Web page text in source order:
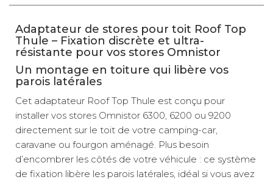
Adaptateur de stores pour toit Roof Top
Thule – Fixation discrète et ultra-
résistante pour vos stores Omnistor
Un montage en toiture qui libère vos
parois latérales
Cet adaptateur Roof Top Thule est conçu pour
installer vos stores Omnistor 6300, 6200 ou 9200
directement sur le toit de votre camping-car,
caravane ou fourgon aménagé. Plus besoin
d’encombrer les côtés de votre véhicule : ce système
de fixation libère les parois latérales, idéal si vous avez